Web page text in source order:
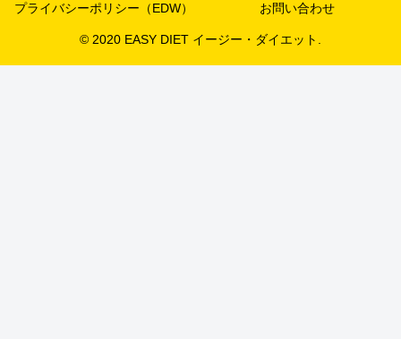
プライバシーポリシー（EDW） お問い合わせ
© 2020 EASY DIET イージー・ダイエット.